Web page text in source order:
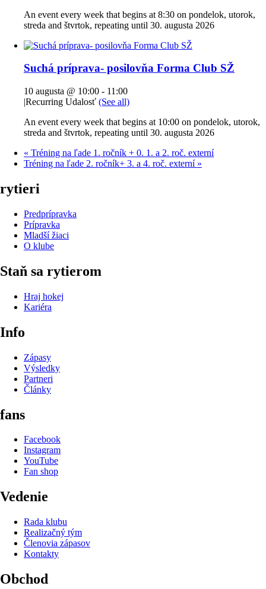
An event every week that begins at 8:30 on pondelok, utorok,
streda and štvrtok, repeating until 30. augusta 2026
Suchá príprava- posilovňa Forma Club SŽ
10 augusta @ 10:00 - 11:00
|Recurring Udalosť (See all)
An event every week that begins at 10:00 on pondelok, utorok,
streda and štvrtok, repeating until 30. augusta 2026
« Tréning na ľade 1. ročník + 0. 1. a 2. roč. externí
Tréning na ľade 2. ročník+ 3. a 4. roč. externí »
rytieri
Predprípravka
Prípravka
Mladší žiaci
O klube
Staň sa rytierom
Hraj hokej
Kariéra
Info
Zápasy
Výsledky
Partneri
Články
fans
Facebook
Instagram
YouTube
Fan shop
Vedenie
Rada klubu
Realizačný tým
Členovia zápasov
Kontakty
Obchod